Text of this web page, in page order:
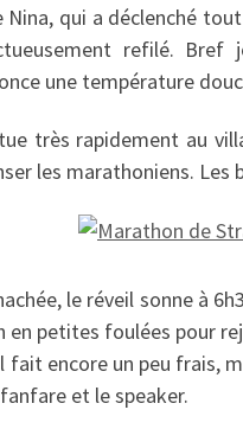
Nina, qui a déclenché
refilé.
une température
très rapidement au
les marathoniens.
le réveil sonne à
en petites foulées pour
fait encore un peu frais,
et le speaker.